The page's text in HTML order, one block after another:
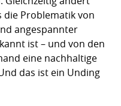
die Problematik von
angespannter
ist – und von den
eine nachhaltige
das ist ein Unding